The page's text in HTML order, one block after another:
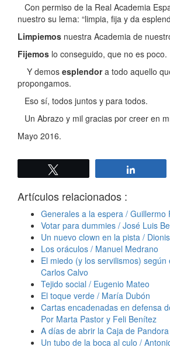
Con permiso de la Real Academia
nuestro su lema: “limpia, fija y da
Limpiemos nuestra Academia de
Fijemos lo conseguido, que no es poco.
Y demos esplendora todo aquello
propongamos.
Eso sí, todos juntos y para todos.
Un Abrazo y mil gracias por creer en
Mayo 2016.
Artículos relacionados :
Generales a la espera / Guillermo
Votar para dummies / José Luis
Un nuevo clown en la pista /
Los oráculos / Manuel Medrano
El miedo (y los servilismos)
Carlos Calvo
Tejido social / Eugenio Mateo
El toque verde / María Dubón
Cartas encadenadas en defensa
Por Marta Pastor y Feli Benítez
A días de abrir la Caja de
Un tubo de la boca al culo /